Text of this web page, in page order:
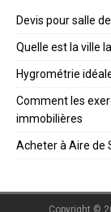
Devis pour salle
Quelle est la ville
Hygrométrie
Comment les
immobilières
Acheter à Aire de
Copyright ©